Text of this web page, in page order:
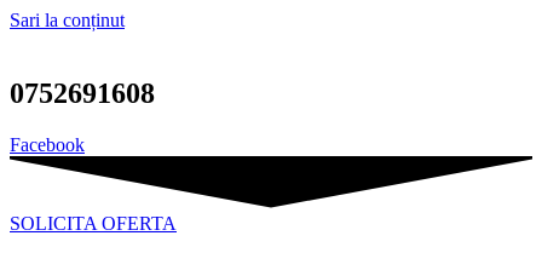
Sari la conținut
0752691608
Facebook
SOLICITA OFERTA